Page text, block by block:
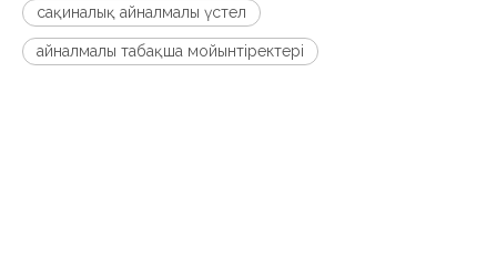
сақиналық айналмалы үстел
айналмалы табақша мойынтіректері